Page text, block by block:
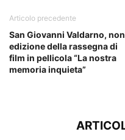
Articolo precedente
San Giovanni Valdarno,
edizione della rassegna di
film in pellicola “La nostra
memoria inquieta”